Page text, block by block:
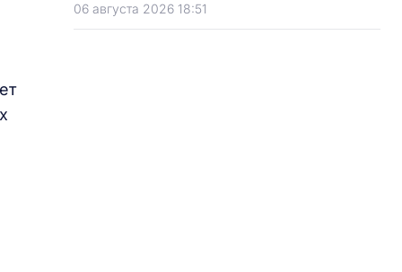
06 августа 2026 18:51